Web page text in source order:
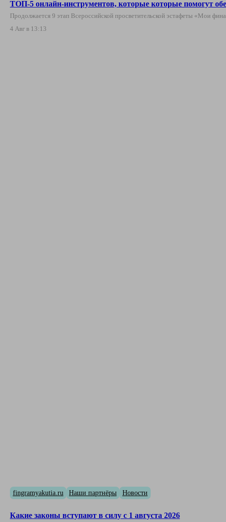
ТОП-5 онлайн-инструментов, которые которые помогут
Продолжается 9 этап Всероссийской просветительской эстафеты «Мои
4 Авг в 13:13
fingramyakutia.ru Наши партнёры Новости
Какие законы вступают в силу с 1 августа 2026